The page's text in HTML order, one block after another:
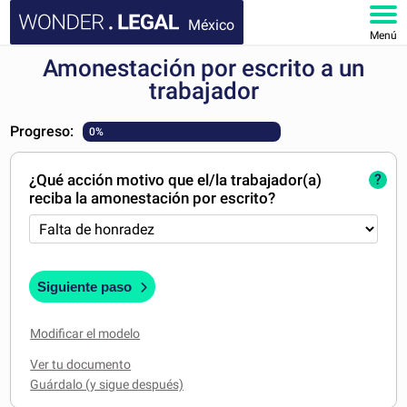
México
Menú
INICIO
MI CUENTA
Amonestación por escrito a un
trabajador
Progreso: 0%
¿Qué acción motivo que el/la trabajador(a)
reciba la amonestación por escrito?
?
Siguiente paso
Modificar el modelo
Ver tu documento